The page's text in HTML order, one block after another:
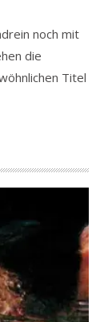
noch mit
die
Titel